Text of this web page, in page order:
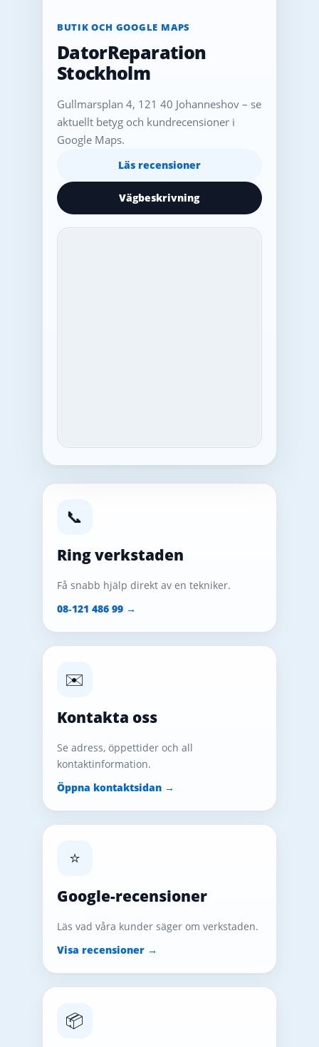
BUTIK OCH GOOGLE MAPS
DatorReparation
Stockholm
Gullmarsplan 4, 121 40 Johanneshov – se
aktuellt betyg och kundrecensioner i
Google Maps.
Läs recensioner
Vägbeskrivning
📞
Ring verkstaden
Få snabb hjälp direkt av en tekniker.
08‑121 486 99 →
✉️
Kontakta oss
Se adress, öppettider och all
kontaktinformation.
Öppna kontaktsidan →
⭐
Google-recensioner
Läs vad våra kunder säger om verkstaden.
Visa recensioner →
📦